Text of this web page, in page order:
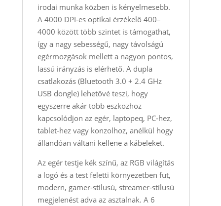
irodai munka közben is kényelmesebb.
A 4000 DPI‑es optikai érzékelő 400–
4000 között több szintet is támogathat,
így a nagy sebességű, nagy távolságú
egérmozgások mellett a nagyon pontos,
lassú irányzás is elérhető. A dupla
csatlakozás (Bluetooth 3.0 + 2.4 GHz
USB dongle) lehetővé teszi, hogy
egyszerre akár több eszközhöz
kapcsolódjon az egér, laptopeq, PC‑hez,
tablet‑hez vagy konzolhoz, anélkül hogy
állandóan váltani kellene a kábeleket.
Az egér testje kék színű, az RGB világítás
a logó és a test feletti környezetben fut,
modern, gamer‑stílusú, streamer‑stílusú
megjelenést adva az asztalnak. A 6